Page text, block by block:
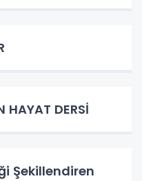
HAYAT DERSİ
Şekillendiren